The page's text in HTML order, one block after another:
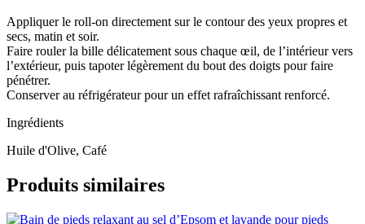
Appliquer le roll-on directement sur le contour des yeux propres et
secs, matin et soir.
Faire rouler la bille délicatement sous chaque œil, de l’intérieur vers
l’extérieur, puis tapoter légèrement du bout des doigts pour faire
pénétrer.
Conserver au réfrigérateur pour un effet rafraîchissant renforcé.
Ingrédients
Huile d'Olive, Café
Produits similaires